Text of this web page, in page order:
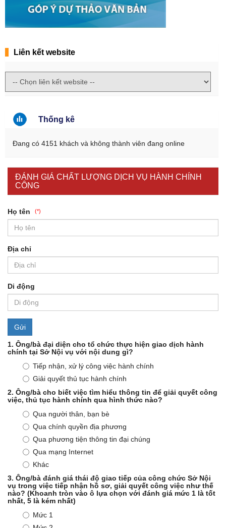
Liên kết website
Thống kê
Đang có 4151 khách và không thành viên đang online
ĐÁNH GIÁ CHẤT LƯỢNG DỊCH VỤ HÀNH CHÍNH
CÔNG
Họ tên (*)
Địa chỉ
Di động
Gửi
1. Ông/bà đại diện cho tổ chức thực hiện giao dịch hành
chính tại Sở Nội vụ với nội dung gì?
Tiếp nhận, xử lý công việc hành chính
Giải quyết thủ tục hành chính
2. Ông/bà cho biết việc tìm hiểu thông tin để giải quyết công
việc, thủ tục hành chính qua hình thức nào?
Qua người thân, bạn bè
Qua chính quyền địa phương
Qua phương tiện thông tin đại chúng
Qua mạng Internet
Khác
3. Ông/bà đánh giá thái độ giao tiếp của công chức Sở Nội
vụ trong việc tiếp nhận hồ sơ, giải quyết công việc như thế
nào? (Khoanh tròn vào ô lựa chọn với đánh giá mức 1 là tốt
nhất, 5 là kém nhất)
Mức 1